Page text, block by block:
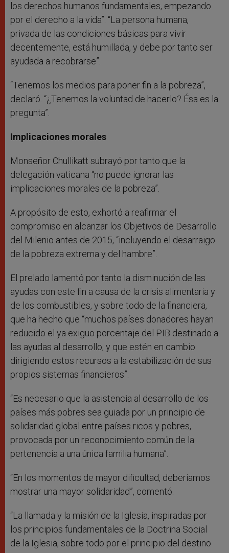
los derechos humanos fundamentales, empezando
por el derecho a la vida”. “La persona humana,
privada de las condiciones básicas para vivir
decentemente, está humillada, y debe por tanto ser
ayudada a recobrarse”.
“Tenemos los medios para poner fin a la pobreza”,
declaró. “¿Tenemos la voluntad de hacerlo? Ésa es la
pregunta”.
Implicaciones morales
Monseñor Chullikatt subrayó por tanto que la
delegación vaticana “no puede ignorar las
implicaciones morales de la pobreza”.
A propósito de esto, exhortó a reafirmar el
compromiso en alcanzar los Objetivos de Desarrollo
del Milenio antes de 2015, “incluyendo el desarraigo
de la pobreza extrema y del hambre”.
El prelado lamentó por tanto la disminución de las
ayudas con este fin a causa de la crisis alimentaria y
de los combustibles, y sobre todo de la financiera,
que ha hecho que “muchos países donadores hayan
reducido el ya exiguo porcentaje del PIB destinado a
las ayudas al desarrollo, y que estén en cambio
dirigiendo estos recursos a la estabilización de sus
propios sistemas financieros”.
“Es necesario que la asistencia al desarrollo de los
países más pobres sea guiada por un principio de
solidaridad global entre países ricos y pobres,
provocada por un reconocimiento común de la
pertenencia a una única familia humana”.
“En los momentos de mayor dificultad, deberíamos
mostrar una mayor solidaridad”, comentó.
“La llamada y la misión de la Iglesia, inspiradas por
los principios fundamentales de la Doctrina Social
de la Iglesia, sobre todo por el principio del destino